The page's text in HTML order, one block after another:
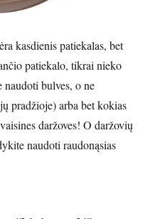
kasdienis patiekalas, bet
patiekalo, tikrai nieko
bulves, o ne
pradžioje) arba bet kokias
daržoves! O daržovių
naudoti raudonąsias